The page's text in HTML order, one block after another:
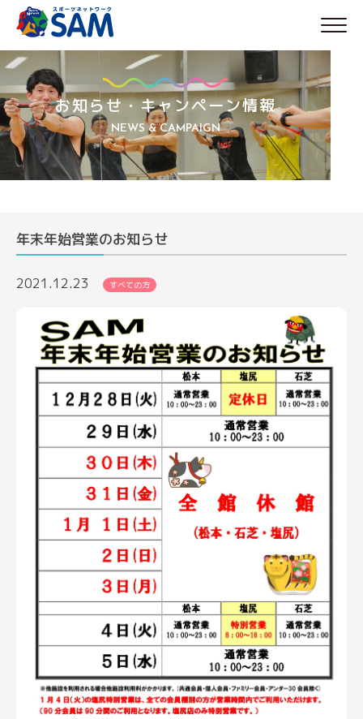
Skip
content お知らせ・キャンペーン情報
NEWS & CAMPAIGN
年末年始営業のお知らせ
2021.12.23 すべての方